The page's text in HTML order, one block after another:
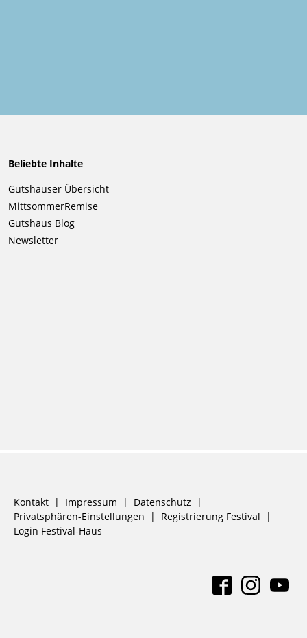
Beliebte Inhalte
Navigation
überspringen
Gutshäuser Übersicht
MittsommerRemise
Gutshaus Blog
Newsletter
Navigation
überspringen
Kontakt Impressum
Datenschutz
Privatsphären-Einstellungen
Registrierung Festival
Login Festival-Haus